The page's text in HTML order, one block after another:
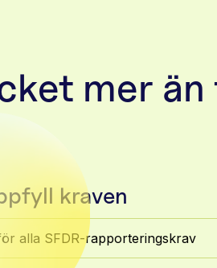
mer
kraven
alla SFDR-rapporteringskrav